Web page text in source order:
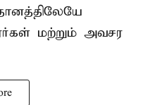
மற்றும் அவசர